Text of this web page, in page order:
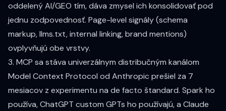
oddelený AI/GEO tím, dáva zmysel ich konsolidovať pod
jednu zodpovednosť. Page-level signály (schema
markup, llms.txt, internal linking, brand mentions)
ovplyvňujú obe vrstvy.
3. MCP sa stáva univerzálnym distribučným kanálom
Model Context Protocol od Anthropic prešiel za 7
mesiacov z experimentu na de facto štandard. Spark ho
používa, ChatGPT custom GPTs ho používajú, a Claude